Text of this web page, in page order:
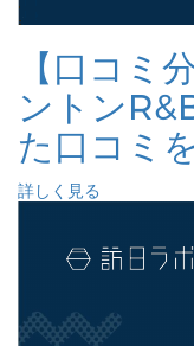
【口コミ
ントン
た口コミ
詳しく見る